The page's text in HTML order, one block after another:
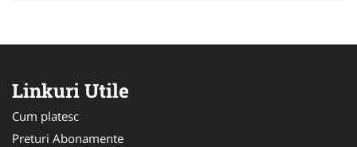
Linkuri Utile
Cum platesc
Preturi Abonamente